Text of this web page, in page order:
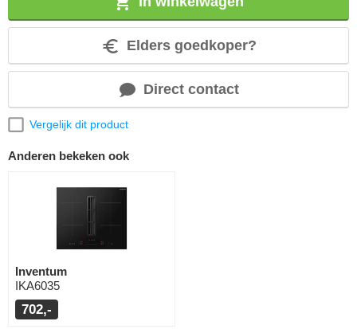
Elders goedkoper?
Direct contact
Vergelijk dit product
Anderen bekeken ook
Inventum
IKA6035
702,-